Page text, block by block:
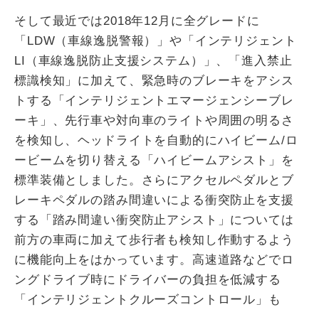
そして最近では2018年12月に全グレードに
「LDW（車線逸脱警報）」や「インテリジェント
LI（車線逸脱防止支援システム）」、「進入禁止
標識検知」に加えて、緊急時のブレーキをアシス
トする「インテリジェントエマージェンシーブレ
ーキ」、先行車や対向車のライトや周囲の明るさ
を検知し、ヘッドライトを自動的にハイビーム/ロ
ービームを切り替える「ハイビームアシスト」を
標準装備としました。さらにアクセルペダルとブ
レーキペダルの踏み間違いによる衝突防止を支援
する「踏み間違い衝突防止アシスト」については
前方の車両に加えて歩行者も検知し作動するよう
に機能向上をはかっています。高速道路などでロ
ングドライブ時にドライバーの負担を低減する
「インテリジェントクルーズコントロール」も